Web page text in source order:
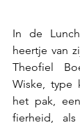
In de
heertje van
Theofiel
Wiske, type
het pak,
fierheid,